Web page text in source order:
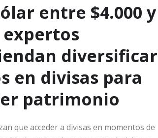
entre $4.000 y
expertos
diversificar
en divisas para
patrimonio
que acceder a divisas en momentos de